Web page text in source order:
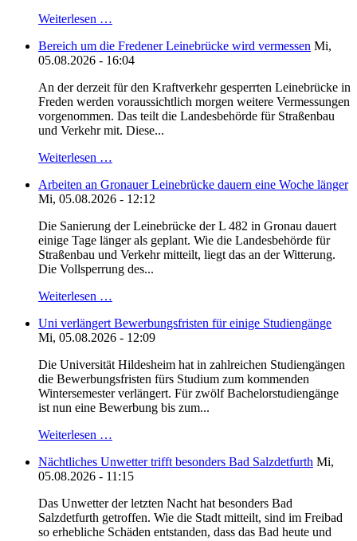
Weiterlesen …
Bereich um die Fredener Leinebrücke wird vermessen Mi,
05.08.2026 - 16:04
An der derzeit für den Kraftverkehr gesperrten Leinebrücke in
Freden werden voraussichtlich morgen weitere Vermessungen
vorgenommen. Das teilt die Landesbehörde für Straßenbau
und Verkehr mit. Diese...
Weiterlesen …
Arbeiten an Gronauer Leinebrücke dauern eine Woche länger
Mi, 05.08.2026 - 12:12
Die Sanierung der Leinebrücke der L 482 in Gronau dauert
einige Tage länger als geplant. Wie die Landesbehörde für
Straßenbau und Verkehr mitteilt, liegt das an der Witterung.
Die Vollsperrung des...
Weiterlesen …
Uni verlängert Bewerbungsfristen für einige Studiengänge
Mi, 05.08.2026 - 12:09
Die Universität Hildesheim hat in zahlreichen Studiengängen
die Bewerbungsfristen fürs Studium zum kommenden
Wintersemester verlängert. Für zwölf Bachelorstudiengänge
ist nun eine Bewerbung bis zum...
Weiterlesen …
Nächtliches Unwetter trifft besonders Bad Salzdetfurth Mi,
05.08.2026 - 11:15
Das Unwetter der letzten Nacht hat besonders Bad
Salzdetfurth getroffen. Wie die Stadt mitteilt, sind im Freibad
so erhebliche Schäden entstanden, dass das Bad heute und